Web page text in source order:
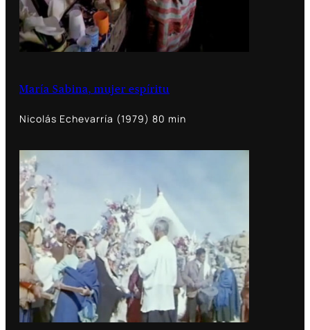
María Sabina, mujer espíritu
Nicolás Echevarría (1979) 80 min